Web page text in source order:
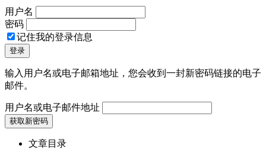
用户名
密码
记住我的登录信息
输入用户名或电子邮箱地址，您会收到一封新密码链接的电子
邮件。
用户名或电子邮件地址
文章目录